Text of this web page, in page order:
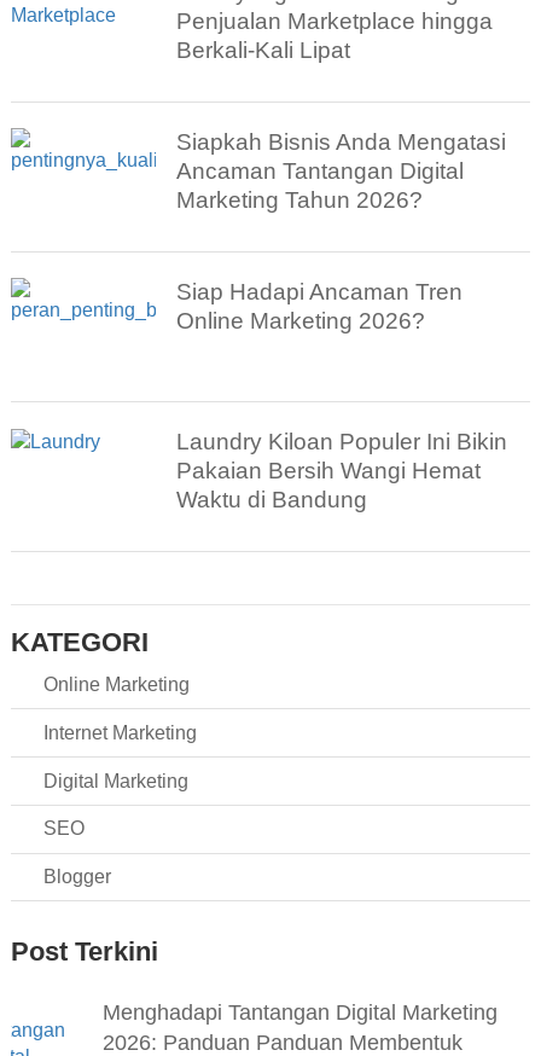
Penjualan Marketplace hingga
Berkali-Kali Lipat
Siapkah Bisnis Anda Mengatasi
Ancaman Tantangan Digital
Marketing Tahun 2026?
Siap Hadapi Ancaman Tren
Online Marketing 2026?
Laundry Kiloan Populer Ini Bikin
Pakaian Bersih Wangi Hemat
Waktu di Bandung
KATEGORI
Online Marketing
Internet Marketing
Digital Marketing
SEO
Blogger
Post Terkini
Menghadapi Tantangan Digital Marketing
2026: Panduan Panduan Membentuk